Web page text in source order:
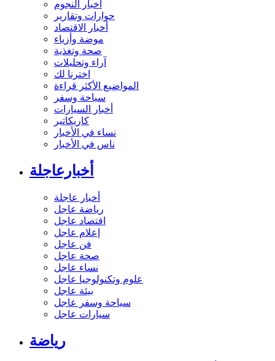
أخبار النجوم
حوارات وتقارير
أخبار الاقتصاد
موضة وأزياء
صحة وتغذية
آراء وتحليلات
اخترنا لك
المواضيع الأكثر قراءة
سياحة وسفر
أخبار السيارات
كاريكاتير
نساء في الأخبار
ناس في الأخبار
أخبارعاجلة
أخبار عاجلة
رياضة عاجل
اقتصاد عاجل
إعلام عاجل
فن عاجل
صحة عاجل
نساء عاجل
علوم وتكنولوجيا عاجل
بيئة عاجل
سياحة وسفر عاجل
سيارات عاجل
رياضة